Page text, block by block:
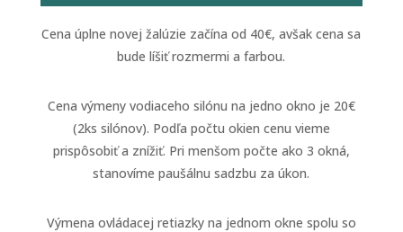
Cena úplne novej žalúzie začína od 40€, avšak cena sa
bude líšiť rozmermi a farbou.
Cena výmeny vodiaceho silónu na jedno okno je 20€
(2ks silónov). Podľa počtu okien cenu vieme
prispôsobiť a znížiť. Pri menšom počte ako 3 okná,
stanovíme paušálnu sadzbu za úkon.
Výmena ovládacej retiazky na jednom okne spolu so